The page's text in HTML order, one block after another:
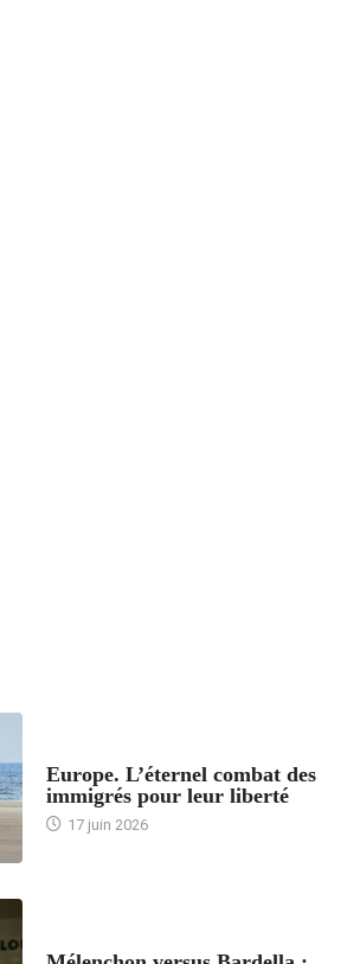
Europe. L’éternel combat des
immigrés pour leur liberté
17 juin 2026